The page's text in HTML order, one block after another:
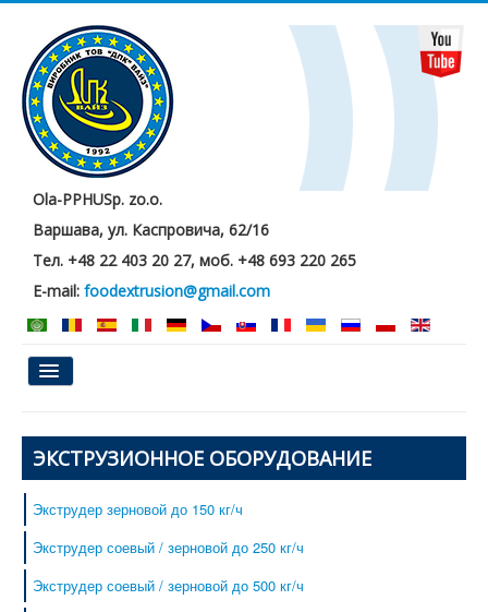
Ola-PPHUSp. zo.o.
Варшава, ул. Каспровича, 62/16
Тел. +48 22 403 20 27, моб. +48 693 220 265
E-mail: foodextrusion@gmail.com
О нас
Сервис
Сертификаты
ЭКСТРУЗИОННОЕ ОБОРУДОВАНИЕ
Экструдер зерновой до 150 кг/ч
Экструдер соевый / зерновой до 250 кг/ч
Экструдер соевый / зерновой до 500 кг/ч